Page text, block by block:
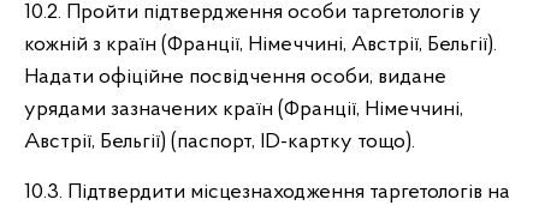
10.2. Пройти підтвердження особи таргетологів у
кожній з країн (Франції, Німеччині, Австрії, Бельгії).
Надати офіційне посвідчення особи, видане
урядами зазначених країн (Франції, Німеччині,
Австрії, Бельгії) (паспорт, ID-картку тощо).
10.3. Підтвердити місцезнаходження таргетологів на